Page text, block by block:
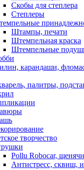
Скобы для степлера
Степлеры
Штампы, печати
Штемпельная краска
Штемпельные
карандаши,
палитры,
творчество
Pollu Robocar,
Антистресс, сквиш,